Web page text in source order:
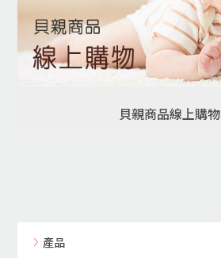
貝親商品線上購物
產品